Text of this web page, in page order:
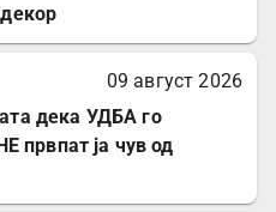
09 август 2026
дека УДБА го
ја чув од